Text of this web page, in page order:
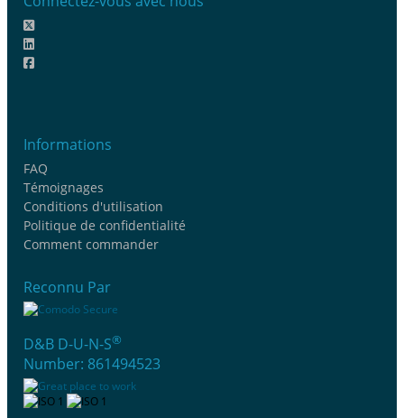
Informations
FAQ
Témoignages
Conditions d'utilisation
Politique de confidentialité
Comment commander
Reconnu Par
D&B D-U-N-S®
Number: 861494523